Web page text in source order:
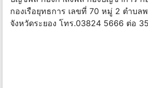
กองเรือยุทธการ เลขที่ 70 หมู่ 2 ตําบล
จังหวัดระยอง โทร.03824 5666 ต่อ